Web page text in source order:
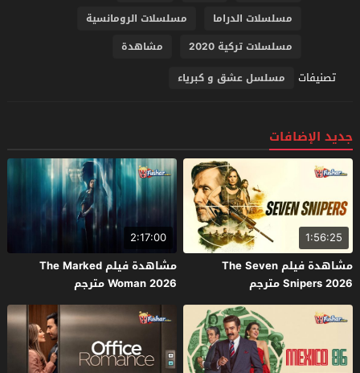
مسلسلات الدراما
مسلسلات الرومانسية
مسلسلات تركية 2020
مشاهدة
تصنيفات مسلسل عشق و كبرياء
جديد الإضافات
1:56:25
مشاهدة فيلم The Seven
Snipers 2026 مترجم
2:17:00
مشاهدة فيلم The Marked
Woman 2026 مترجم